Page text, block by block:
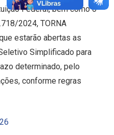
Federal, bem como o
2024, TORNA
estarão abertas as
Simplificado para
determinado, pelo
conforme regras